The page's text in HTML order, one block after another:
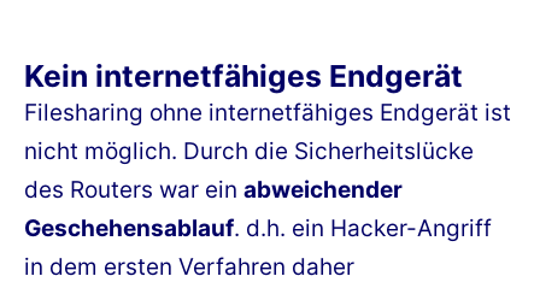
Kein internetfähiges Endgerät
Filesharing ohne internetfähiges Endgerät ist
nicht möglich. Durch die Sicherheitslücke
des Routers war ein abweichender
Geschehensablauf. d.h. ein Hacker-Angriff
in dem ersten Verfahren daher